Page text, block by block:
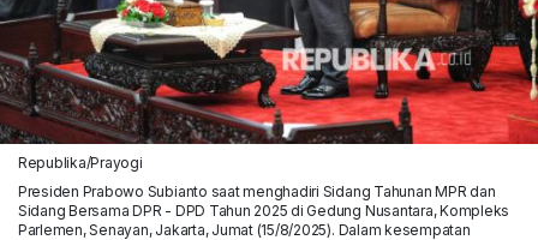
Republika/Prayogi
Presiden Prabowo Subianto saat menghadiri Sidang Tahunan MPR dan
Sidang Bersama DPR - DPD Tahun 2025 di Gedung Nusantara, Kompleks
Parlemen, Senayan, Jakarta, Jumat (15/8/2025). Dalam kesempatan